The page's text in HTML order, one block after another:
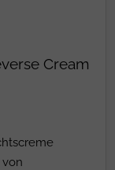
Cream